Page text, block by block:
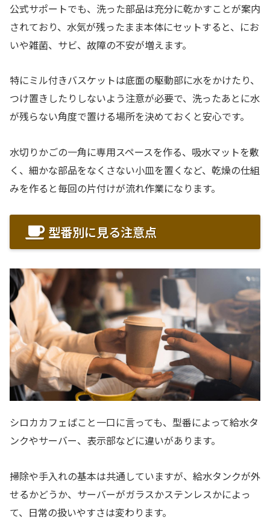
公式サポートでも、洗った部品は充分に乾かすことが案内
されており、水気が残ったまま本体にセットすると、にお
いや雑菌、サビ、故障の不安が増えます。
特にミル付きバスケットは底面の駆動部に水をかけたり、
つけ置きしたりしないよう注意が必要で、洗ったあとに水
が残らない角度で置ける場所を決めておくと安心です。
水切りかごの一角に専用スペースを作る、吸水マットを敷
く、細かな部品をなくさない小皿を置くなど、乾燥の仕組
みを作ると毎回の片付けが流れ作業になります。
型番別に見る注意点
シロカカフェばこと一口に言っても、型番によって給水タ
ンクやサーバー、表示部などに違いがあります。
掃除や手入れの基本は共通していますが、給水タンクが外
せるかどうか、サーバーがガラスかステンレスかによっ
て、日常の扱いやすさは変わります。